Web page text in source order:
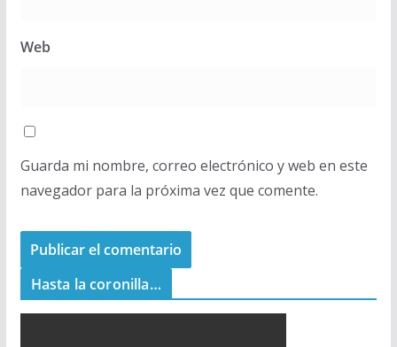
Web
Guarda mi nombre, correo electrónico y web en este
navegador para la próxima vez que comente.
Hasta la coronilla…